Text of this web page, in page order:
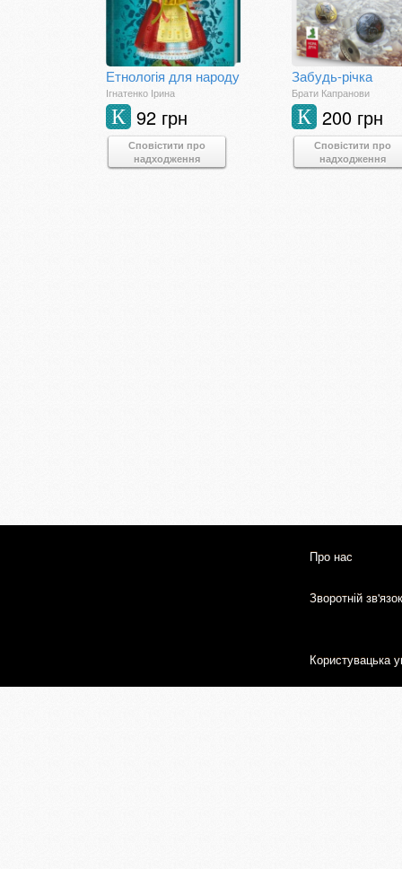
Етнологія для народу
Ігнатенко Ірина
92 грн
К
Сповістити про
надходження
Забудь-річка
Брати Капранови
200 грн
К
Сповістити про
надходження
Про нас
Зворотній зв'язок
Користувацька